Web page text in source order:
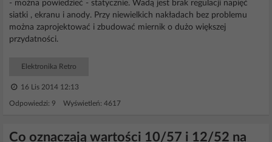
- można powiedzieć - statycznie. Wadą jest brak regulacji napięć
siatki , ekranu i anody. Przy niewielkich nakładach bez problemu
można zaprojektować i zbudować miernik o dużo większej
przydatności.
Elektronika Retro
16 Lis 2014 12:13
Odpowiedzi: 9 Wyświetleń: 4617
Co oznaczają wartości 10/57 i 12/52 na